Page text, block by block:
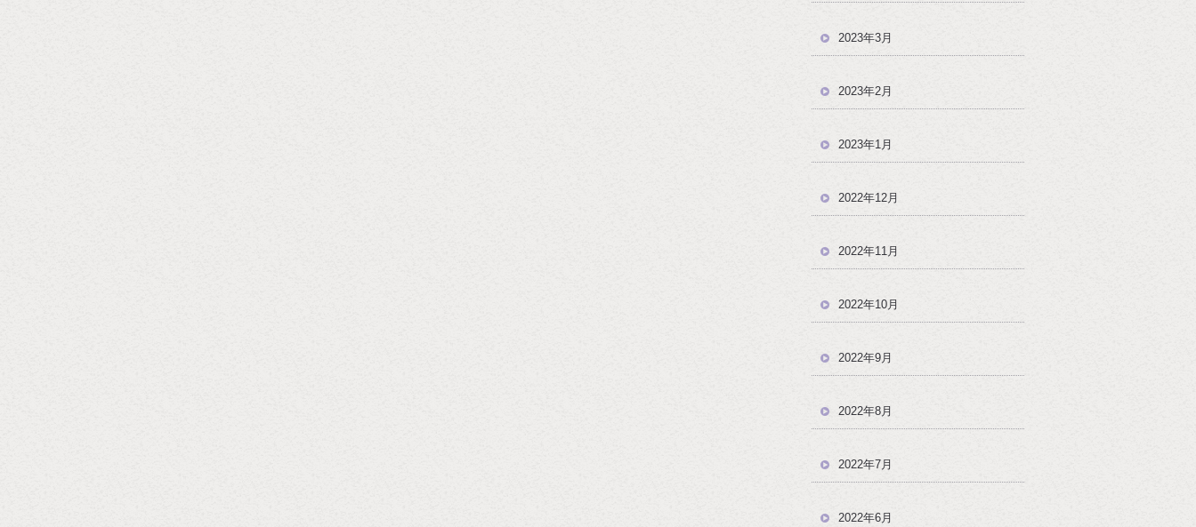
2023年3月
2023年2月
2023年1月
2022年12月
2022年11月
2022年10月
2022年9月
2022年8月
2022年7月
2022年6月